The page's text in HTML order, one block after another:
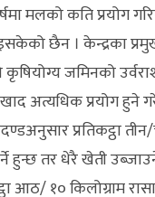
मलको कति प्रयोग
छैन । केन्द्रका
जमिनको
अत्यधिक प्रयोग हुने
प्रतिकट्ठा
हुन्छ तर धेरै खेती
आठ/ १० किलोग्राम